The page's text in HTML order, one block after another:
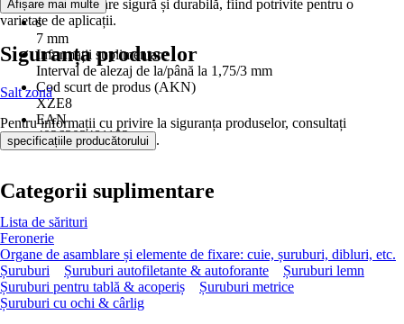
4,1 mm
s
7 mm
Informații suplimentare
Interval de alezaj de la/până la 1,75/3 mm
Cod scurt de produs (AKN)
XZE8
EAN
4026303481182
care necesită o fixare sigură și durabilă, fiind potrivite pentru o
varietate de aplicații.
Afișare mai multe
Siguranța produselor
Salt zonă
Pentru informații cu privire la siguranța produselor, consultați
specificațiile producătorului .
Categorii suplimentare
Lista de sărituri
Feronerie
Organe de asamblare și elemente de fixare: cuie, șuruburi, dibluri, etc.
Șuruburi
Șuruburi autofiletante & autoforante
Șuruburi lemn
Șuruburi pentru tablă & acoperiș
Șuruburi metrice
Șuruburi cu ochi & cârlig